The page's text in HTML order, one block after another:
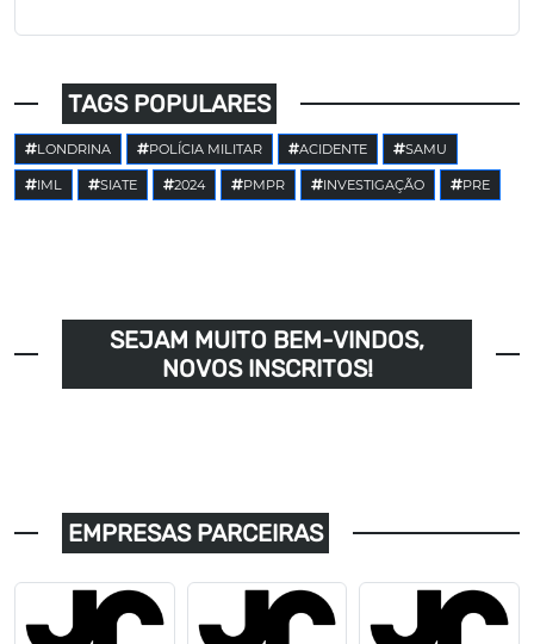
TAGS POPULARES
LONDRINA POLÍCIA MILITAR ACIDENTE SAMU
IML SIATE 2024 PMPR INVESTIGAÇÃO PRE
SEJAM MUITO BEM-VINDOS,
NOVOS INSCRITOS!
EMPRESAS PARCEIRAS